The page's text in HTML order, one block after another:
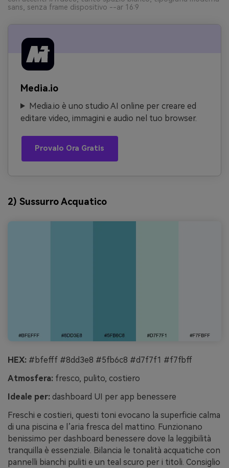
sans, senza frame dispositivo --ar 16:9
Media.io
Media.io è uno studio AI online per creare ed
editare video, immagini e audio nel tuo browser.
Provalo Ora Gratis
2) Sussurro Acquatico
HEX: #bfefff #8dd3e8 #5fb6c8 #d7f7f1 #f7fbff
Atmosfera: fresco, pulito, costiero
Ideale per: dashboard UI per app benessere
Freschi e costieri, questi toni evocano la superficie calma
di una piscina e l’aria fresca del mattino. Funzionano
benissimo per dashboard benessere dove la leggibilità
tranquilla è essenziale. Bilancia le tonalità acquatiche con
pannelli bianchi puliti e un teal scuro per i titoli. Consiglio